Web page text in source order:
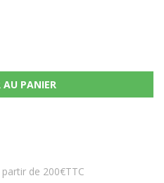
AU PANIER
de 200€TTC